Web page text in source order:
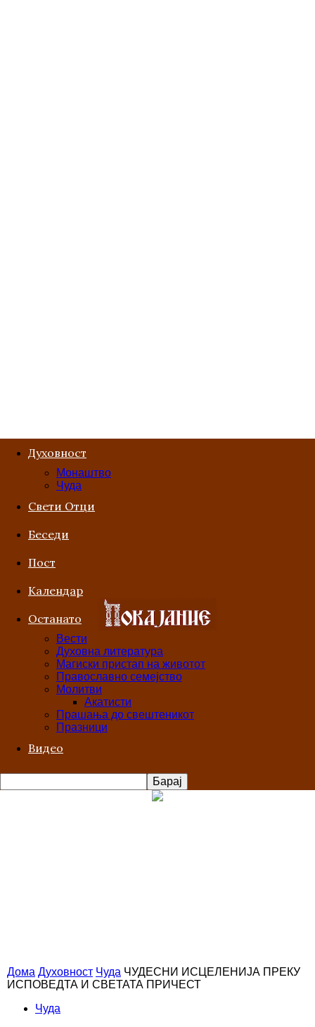
Духовност
Монаштво
Чуда
Свети Отци
Беседи
Пост
Kалендар
Останато
Вести
Духовна литература
Магиски пристап на животот
Православно семејство
Молитви
Акатисти
Прашања до свештеникот
Празници
Видео
Дома Духовност Чуда ЧУДЕСНИ ИСЦЕЛЕНИЈА ПРЕКУ
ИСПОВЕДТА И СВЕТАТА ПРИЧЕСТ
Чуда